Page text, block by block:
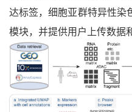
达标签，细胞亚群特异性染
模块，并提供用户上传数据